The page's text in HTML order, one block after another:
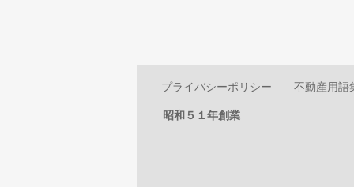
プライバシーポリシー 不動産用語
昭和５１年創業